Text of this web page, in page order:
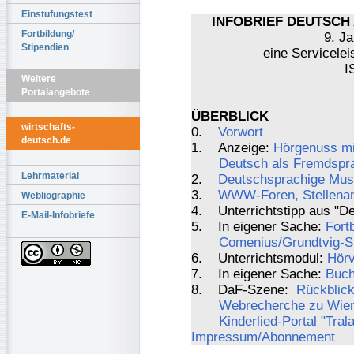
Einstufungstest
Fortbildung/
Stipendien
Weitere
Portalangebote
wirtschafts-
deutsch.de
Lehrmaterial
Webliographie
E-Mail-Infobriefe
INFOBRIEF
9.
eine
ÜBERBLICK
0. Vorwort
1. Anzeige: Hörgenuss
Deutsch als
2. Deutschsprachige
3. WWW-Foren,
4. Unterrichtstipp aus
5. In eigener Sache:
Comenius/Grundtvig-
6. Unterrichtsmodul:
7. In eigener Sache:
8. DaF-Szene:
Webrecherche zu
Kinderlied-Portal
Impressum/Abonnement